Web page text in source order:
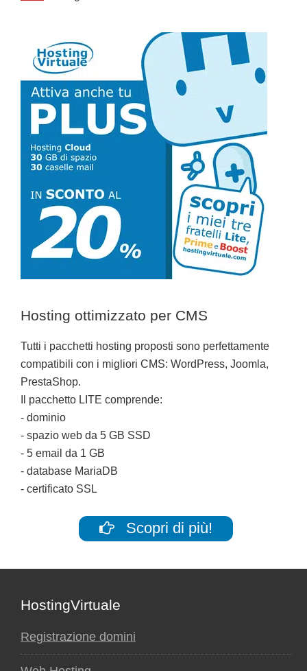
Hosting ottimizzato per CMS
Tutti i pacchetti hosting proposti sono perfettamente
compatibili con i migliori CMS: WordPress, Joomla,
PrestaShop.
Il pacchetto LITE comprende:
- dominio
- spazio web da 5 GB SSD
- 5 email da 1 GB
- database MariaDB
- certificato SSL
Scopri di più!
Footer
HostingVirtuale
Registrazione domini